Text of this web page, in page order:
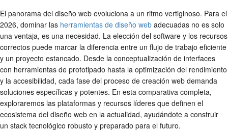
El panorama del diseño web evoluciona a un ritmo vertiginoso. Para el
2026, dominar las herramientas de diseño web adecuadas no es solo
una ventaja, es una necesidad. La elección del software y los recursos
correctos puede marcar la diferencia entre un flujo de trabajo eficiente
y un proyecto estancado. Desde la conceptualización de interfaces
con herramientas de prototipado hasta la optimización del rendimiento
y la accesibilidad, cada fase del proceso de creación web demanda
soluciones específicas y potentes. En esta comparativa completa,
exploraremos las plataformas y recursos líderes que definen el
ecosistema del diseño web en la actualidad, ayudándote a construir
un stack tecnológico robusto y preparado para el futuro.